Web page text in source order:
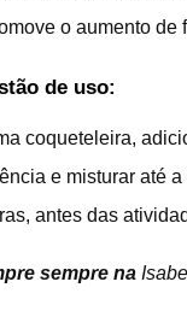
o aumento de
de uso:
coqueteleira,
e misturar até
antes das
sempre na